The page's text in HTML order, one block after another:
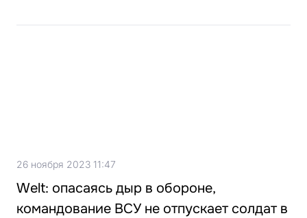
26 ноября 2023 11:47
Welt: опасаясь дыр в обороне,
командование ВСУ не отпускает солдат в